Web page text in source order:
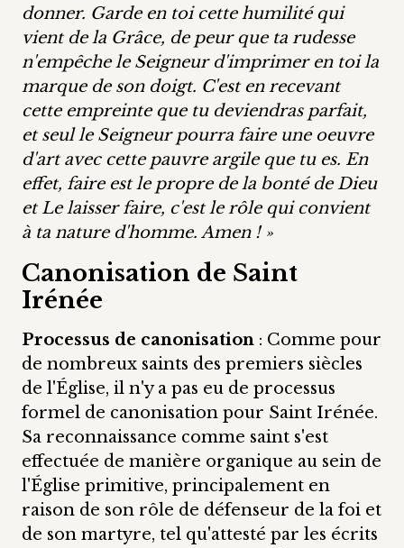
donner. Garde en toi cette humilité qui
vient de la Grâce, de peur que ta rudesse
n'empêche le Seigneur d'imprimer en toi la
marque de son doigt. C'est en recevant
cette empreinte que tu deviendras parfait,
et seul le Seigneur pourra faire une oeuvre
d'art avec cette pauvre argile que tu es. En
effet, faire est le propre de la bonté de Dieu
et Le laisser faire, c'est le rôle qui convient
à ta nature d'homme. Amen ! »
Canonisation de Saint
Irénée
Processus de canonisation : Comme pour
de nombreux saints des premiers siècles
de l'Église, il n'y a pas eu de processus
formel de canonisation pour Saint Irénée.
Sa reconnaissance comme saint s'est
effectuée de manière organique au sein de
l'Église primitive, principalement en
raison de son rôle de défenseur de la foi et
de son martyre, tel qu'attesté par les écrits